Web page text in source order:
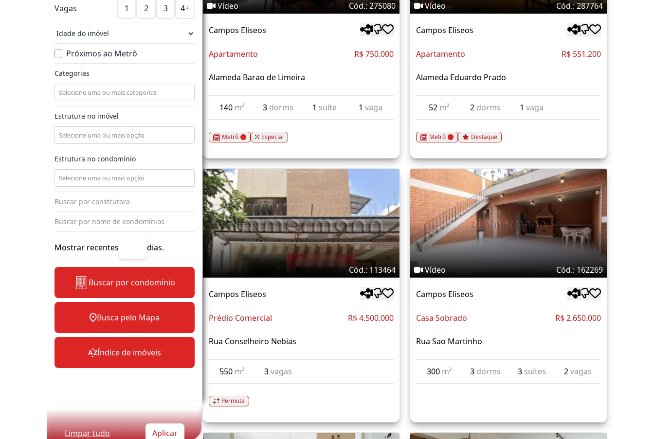
Vagas 1 2 3 4+
Próximos ao Metrô
Categorias
Estrutura no imóvel
Estrutura no condomínio
Mostrar recentes dias.
Buscar por condomínio
Busca pelo Mapa
Índice de imóveis
Limpar tudo Aplicar
Vídeo Cód.: 275080
Campos Eliseos
Apartamento R$ 750.000
Alameda Barao de Limeira
140 m² 3 dorms 1 suíte 1 vaga
Metrô Especial
Vídeo Cód.: 287764
Campos Eliseos
Apartamento R$ 551.200
Alameda Eduardo Prado
52 m² 2 dorms 1 vaga
Metrô Destaque
Cód.: 113464
Campos Eliseos
Prédio Comercial R$ 4.500.000
Rua Conselheiro Nebias
550 m² 3vagas
Permuta
Vídeo Cód.: 162269
Campos Eliseos
Casa Sobrado R$ 2.650.000
Rua Sao Martinho
300 m² 3 dorms 3 suítes 2vagas